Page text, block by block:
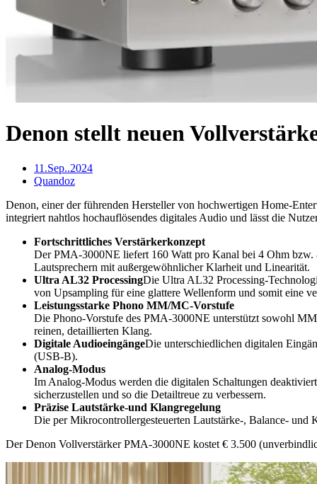
Denon stellt neuen
11.Sep..2024
Quandoz
Denon, einer der führenden Hersteller von hochwertigen Home-
integriert nahtlos hochauflösendes digitales Audio und lässt die
Fortschrittliches Verstärkerkonzept
Der PMA-3000NE liefert 160 Watt pro Kanal bei 4 Ohm
Lautsprechern mit außergewöhnlicher Klarheit und Linearität.
Ultra AL32 ProcessingDie Ultra AL32 Processing-
von Upsampling für eine glattere Wellenform und somit eine
Leistungsstarke Phono MM/MC-Vorstufe
Die Phono-Vorstufe des PMA-3000NE unterstützt sowohl
reinen, detaillierten Klang.
Digitale AudioeingängeDie unterschiedlichen digitalen
(USB-B).
Analog-Modus
Im Analog-Modus werden die digitalen Schaltungen
sicherzustellen und so die Detailtreue zu verbessern.
Präzise Lautstärke-und Klangregelung
Die per Mikrocontrollergesteuerten Lautstärke-, Balance- und
Der Denon Vollverstärker PMA-3000NE kostet € 3.500